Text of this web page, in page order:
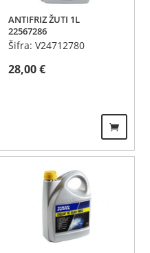
ANTIFRIZ ŽUTI 1L
22567286
Šifra: V24712780
28,00€